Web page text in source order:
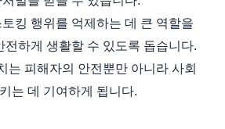
킹 행위를 억제하는 데 큰 역할을
전하게 생활할 수 있도록 돕습니다.
는 피해자의 안전뿐만 아니라 사회
는 데 기여하게 됩니다.